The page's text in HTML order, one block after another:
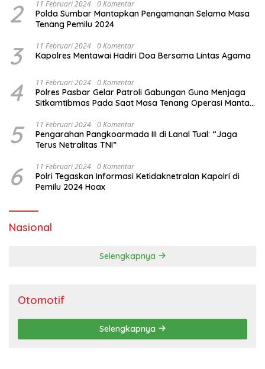
2 11 Februari 2024 0 Komentar
Polda Sumbar Mantapkan Pengamanan Selama Masa
Tenang Pemilu 2024
3 11 Februari 2024 0 Komentar
Kapolres Mentawai Hadiri Doa Bersama Lintas Agama
4 11 Februari 2024 0 Komentar
Polres Pasbar Gelar Patroli Gabungan Guna Menjaga
Sitkamtibmas Pada Saat Masa Tenang Operasi Mantap
5 11 Februari 2024 0 Komentar
Pengarahan Pangkoarmada III di Lanal Tual: “Jaga
Terus Netralitas TNI”
6 11 Februari 2024 0 Komentar
Polri Tegaskan Informasi Ketidaknetralan Kapolri di
Pemilu 2024 Hoax
Nasional
Selengkapnya
Otomotif
Selengkapnya